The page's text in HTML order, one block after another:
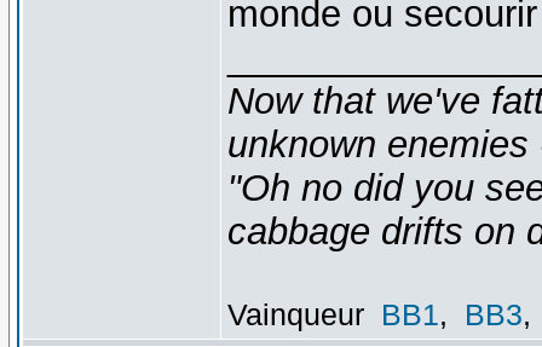
monde ou
Now that we've
unknown
"Oh no did you
cabbage drifts on
Vainqueur BB1, BB3,